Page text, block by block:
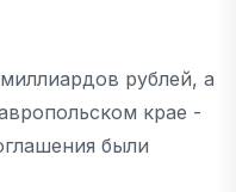
рублей, а
крае -
были